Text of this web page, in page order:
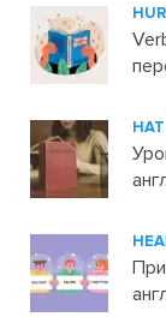
HAT